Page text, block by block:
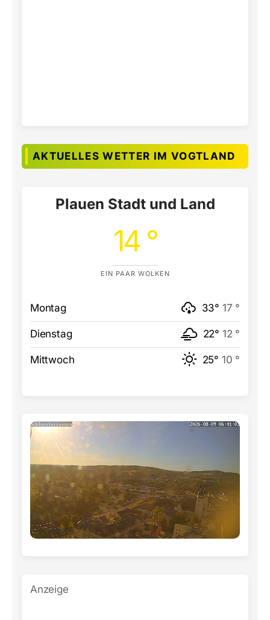
AKTUELLES WETTER IM VOGTLAND
Plauen Stadt und Land
14 °
EIN PAAR WOLKEN
Montag 33° 17 °
Dienstag 22° 12 °
Mittwoch 25° 10 °
Anzeige